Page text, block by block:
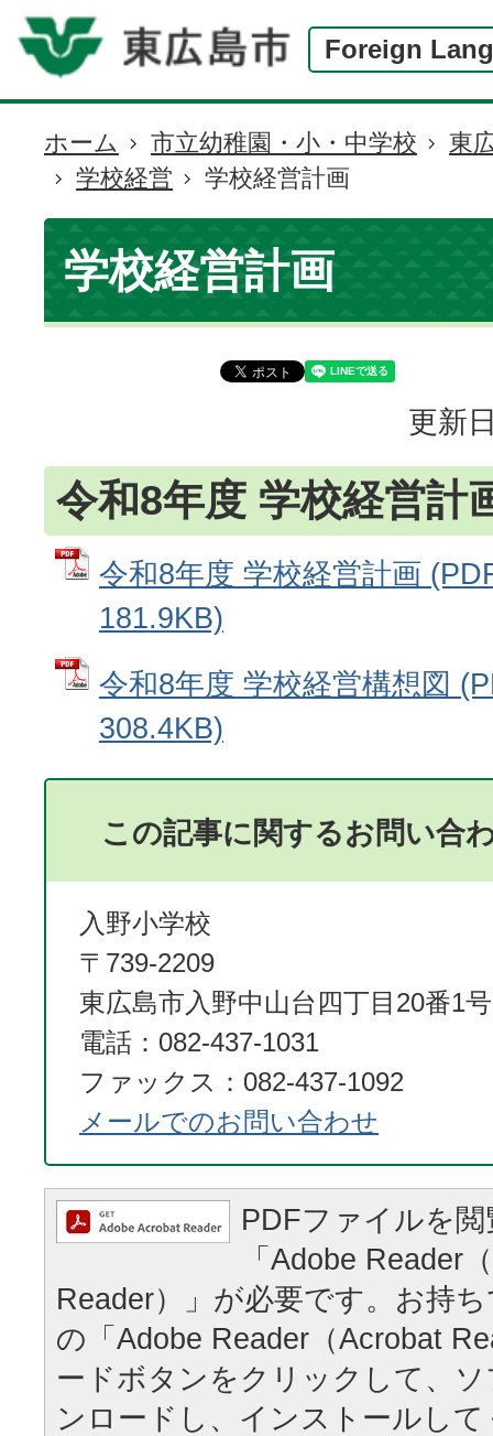
Foreign
現
在
の
位
置
ホーム 市立幼稚園・小・中学校
東
学校経営
学校経営計画
学校経営計画
更新
令和8年度 学校経営計
令和8年度 学校経営計画
181.9KB)
令和8年度 学校経営構想図
308.4KB)
この記事に関するお問い合
入野小学校
〒739-2209
東広島市入野中山台四丁目20番1号
電話：082-437-1031
ファックス：082-437-1092
メールでのお問い合わせ
PDFファイルを
「Adobe Reader
Reader）」が必要です。お持
の「Adobe Reader（Acrobat
ードボタンをクリックして、
ンロードし、インストールし